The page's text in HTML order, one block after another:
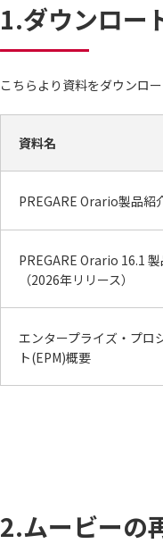
1.ダウンロー
こちらより資料をダウンロー
資料名
PREGARE Orario製品紹
PREGARE Orario 16.1
（2026年リリース）
エンタープライズ・プロ
ト(EPM)概要
2.ムービーの